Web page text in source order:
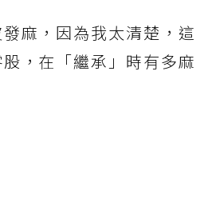
麻，因為我太清楚，這
，在「繼承」時有多麻